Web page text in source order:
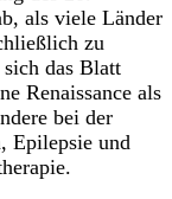
als viele Länder
zu
das Blatt
Renaissance als
bei der
Epilepsie und